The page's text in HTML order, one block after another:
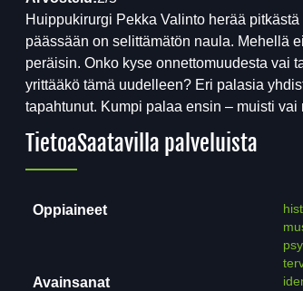
Huippukirurgi Pekka Valinto herää
päässään on selittämätön naula. Mehellä
peräisin. Onko kyse onnettomuudesta vai
yrittääkö tämä uudelleen? Eri palasia
tapahtunut. Kumpi palaa ensin – muisti vai
TietoaSaatavilla palveluista
Oppiaineet
Avainsanat